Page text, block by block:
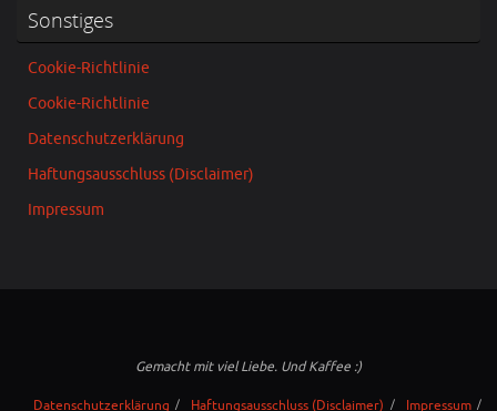
Sonstiges
Cookie-Richtlinie
Cookie-Richtlinie
Datenschutzerklärung
Haftungsausschluss (Disclaimer)
Impressum
Gemacht mit viel Liebe. Und Kaffee :)
Datenschutzerklärung Haftungsausschluss (Disclaimer) Impressum